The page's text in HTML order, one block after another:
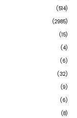
(514)
(2985)
(15)
(4)
(6)
(32)
(9)
(6)
(8)